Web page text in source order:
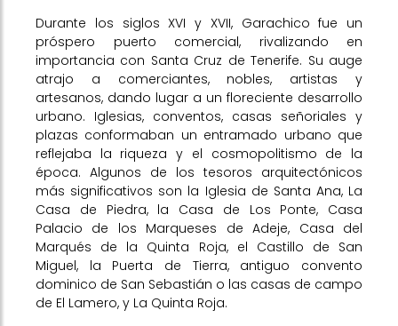
Durante los siglos XVI y XVII, Garachico fue un
próspero puerto comercial, rivalizando en
importancia con Santa Cruz de Tenerife. Su auge
atrajo a comerciantes, nobles, artistas y
artesanos, dando lugar a un floreciente desarrollo
urbano. Iglesias, conventos, casas señoriales y
plazas conformaban un entramado urbano que
reflejaba la riqueza y el cosmopolitismo de la
época. Algunos de los tesoros arquitectónicos
más significativos son la Iglesia de Santa Ana, La
Casa de Piedra, la Casa de Los Ponte, Casa
Palacio de los Marqueses de Adeje, Casa del
Marqués de la Quinta Roja, el Castillo de San
Miguel, la Puerta de Tierra, antiguo convento
dominico de San Sebastián o las casas de campo
de El Lamero, y La Quinta Roja.